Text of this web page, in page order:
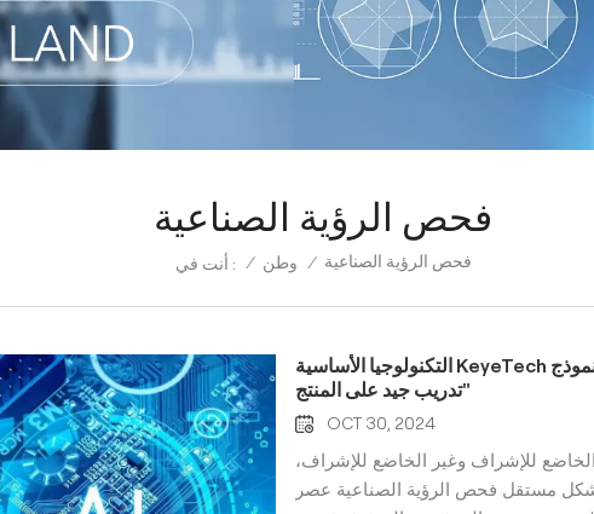
فحص الرؤية الصناعية
أنت في : / وطن / فحص الرؤية الصناعية
التكنولوجيا الأساسية KeyeTech لفحص الرؤية الصناعية الذكاء الاصطناعي عصر 2.0 - "نموذج
تدريب جيد على المنتج"
OCT 30, 2024
الخاضع للإشراف وغير الخاضع للإشراف،
بشكل مستقل فحص الرؤية الصناعية عصر